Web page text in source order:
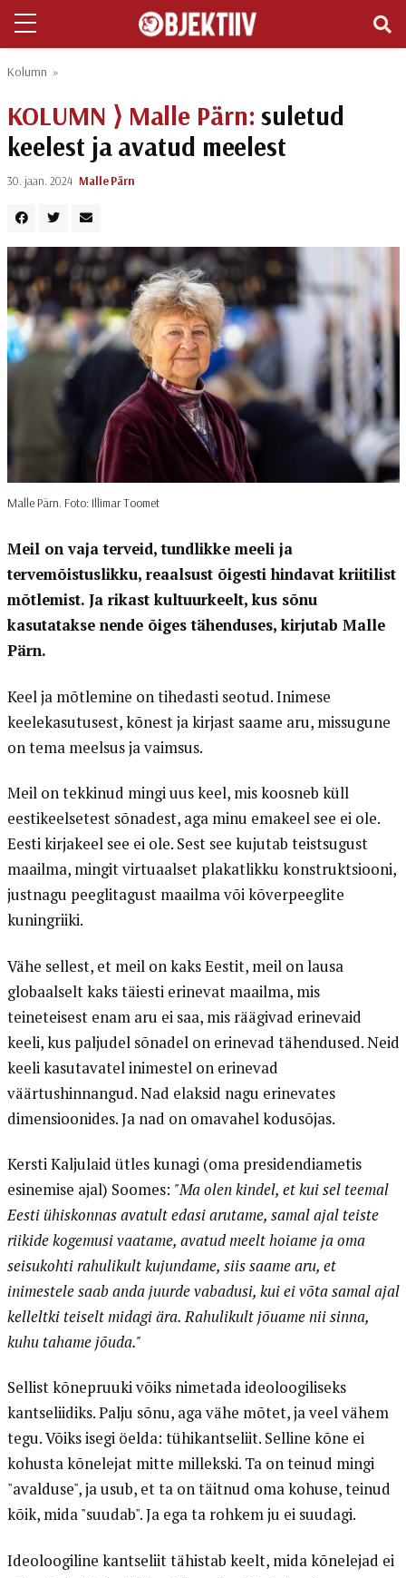
Kolumn »
KOLUMN ⟩ Malle Pärn:suletud
keelest ja avatud meelest
30. jaan. 2024 Malle Pärn
Malle Pärn. Foto: Illimar Toomet
Meil on vaja terveid, tundlikke meeli ja
tervemõistuslikku, reaalsust õigesti hindavat kriitilist
mõtlemist. Ja rikast kultuurkeelt, kus sõnu
kasutatakse nende õiges tähenduses, kirjutab Malle
Pärn.
Keel ja mõtlemine on tihedasti seotud. Inimese
keelekasutusest, kõnest ja kirjast saame aru, missugune
on tema meelsus ja vaimsus.
Meil on tekkinud mingi uus keel, mis koosneb küll
eestikeelsetest sõnadest, aga minu emakeel see ei ole.
Eesti kirjakeel see ei ole. Sest see kujutab teistsugust
maailma, mingit virtuaalset plakatlikku konstruktsiooni,
justnagu peeglitagust maailma või kõverpeeglite
kuningriiki.
Vähe sellest, et meil on kaks Eestit, meil on lausa
globaalselt kaks täiesti erinevat maailma, mis
teineteisest enam aru ei saa, mis räägivad erinevaid
keeli, kus paljudel sõnadel on erinevad tähendused. Neid
keeli kasutavatel inimestel on erinevad
väärtushinnangud. Nad elaksid nagu erinevates
dimensioonides. Ja nad on omavahel kodusõjas.
Kersti Kaljulaid ütles kunagi (oma presidendiametis
esinemise ajal) Soomes: "Ma olen kindel, et kui sel teemal
Eesti ühiskonnas avatult edasi arutame, samal ajal teiste
riikide kogemusi vaatame, avatud meelt hoiame ja oma
seisukohti rahulikult kujundame, siis saame aru, et
inimestele saab anda juurde vabadusi, kui ei võta samal ajal
kelleltki teiselt midagi ära. Rahulikult jõuame nii sinna,
kuhu tahame jõuda."
Sellist kõnepruuki võiks nimetada ideoloogiliseks
kantseliidiks. Palju sõnu, aga vähe mõtet, ja veel vähem
tegu. Võiks isegi öelda: tühikantseliit. Selline kõne ei
kohusta kõnelejat mitte millekski. Ta on teinud mingi
"avalduse", ja usub, et ta on täitnud oma kohuse, teinud
kõik, mida "suudab". Ja ega ta rohkem ju ei suudagi.
Ideoloogiline kantseliit tähistab keelt, mida kõnelejad ei